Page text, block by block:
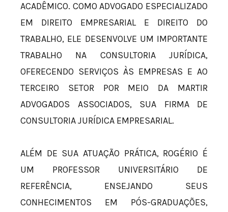
ACADÊMICO. COMO ADVOGADO ESPECIALIZADO
EM DIREITO EMPRESARIAL E DIREITO DO
TRABALHO, ELE DESENVOLVE UM IMPORTANTE
TRABALHO NA CONSULTORIA JURÍDICA,
OFERECENDO SERVIÇOS ÀS EMPRESAS E AO
TERCEIRO SETOR POR MEIO DA MARTIR
ADVOGADOS ASSOCIADOS, SUA FIRMA DE
CONSULTORIA JURÍDICA EMPRESARIAL.
ALÉM DE SUA ATUAÇÃO PRÁTICA, ROGÉRIO É
UM PROFESSOR UNIVERSITÁRIO DE
REFERÊNCIA, ENSEJANDO SEUS
CONHECIMENTOS EM PÓS-GRADUAÇÕES,